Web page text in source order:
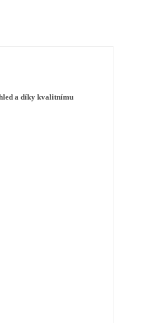
a díky kvalitnímu